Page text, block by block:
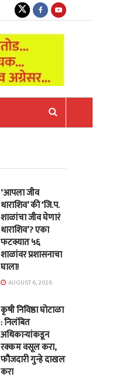
‘आपला जीव
धाराशिव’ की ‘जि.प.
शाळांचा जीव घेणारं
धाराशिव’? एका
फटक्यात ५६
शाळांवर प्रशासनाचा
घाला!
AUGUST 6, 2026
कृषी निविष्ठा घोटाळा
: निलंबित
अधिकाऱ्यांकडून
रक्कम वसूल करा,
फौजदारी गुन्हे दाखल
करा